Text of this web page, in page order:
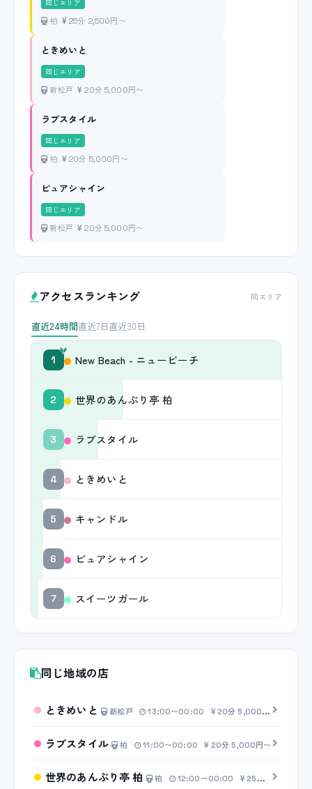
同じエリア
柏 25分 2,500円〜
ときめいと
同じエリア
新松戸 20分 5,000円〜
ラブスタイル
同じエリア
柏 20分 5,000円〜
ピュアシャイン
同じエリア
新松戸 20分 5,000円〜
アクセスランキング 同エリア
直近24時間直近7日直近30日
1 New Beach - ニュービーチ
2 世界のあんぷり亭 柏
3 ラブスタイル
4 ときめいと
5 キャンドル
6 ピュアシャイン
7 スイーツガール
同じ地域の店
ときめいと 新松戸 13:00〜00:00 20分 5,000円〜
ラブスタイル 柏 11:00〜00:00 20分 5,000円〜
世界のあんぷり亭 柏 柏 12:00〜00:00 25分 2,500円〜